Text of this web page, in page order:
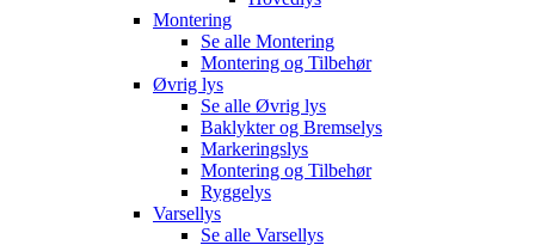
Montering
Se alle Montering
Montering og Tilbehør
Øvrig lys
Se alle Øvrig lys
Baklykter og Bremselys
Markeringslys
Montering og Tilbehør
Ryggelys
Varsellys
Se alle Varsellys